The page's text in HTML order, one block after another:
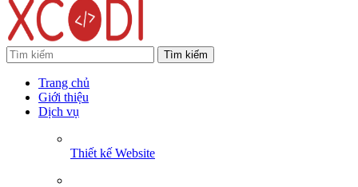
Tìm kiếm
Trang chủ
Giới thiệu
Dịch vụ
Thiết kế Website